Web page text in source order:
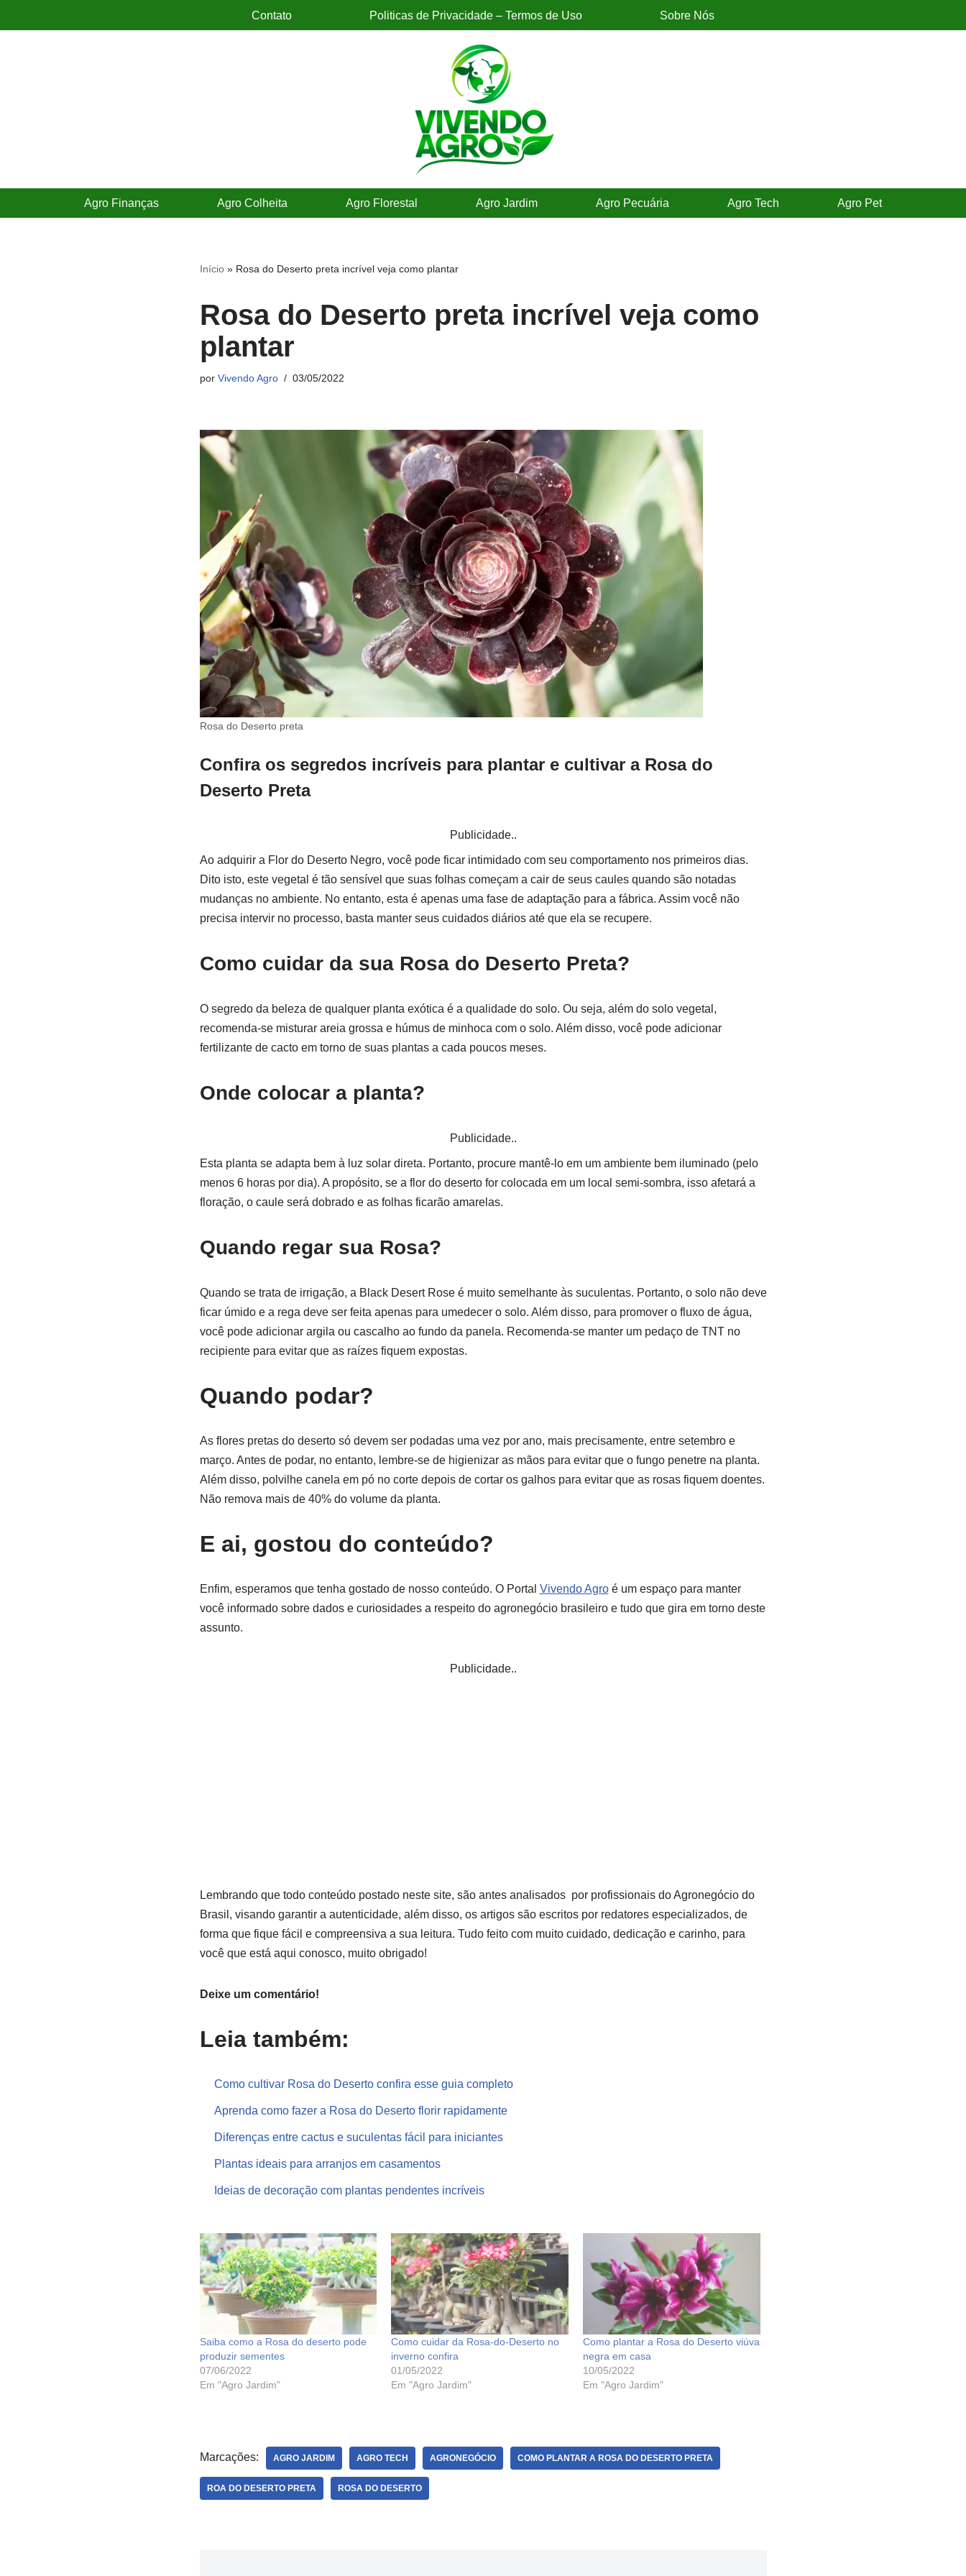
Contato Politicas de Privacidade – Termos de Uso Sobre Nós
Agro Finanças Agro Colheita Agro Florestal Agro Jardim Agro Pecuária Agro Tech Agro Pet
Início» Rosa do Deserto preta incrível veja como plantar
Rosa do Deserto preta incrível veja como
plantar
por Vivendo Agro 03/05/2022
Rosa do Deserto preta
Confira os segredos incríveis para plantar e cultivar a Rosa do
Deserto Preta
Publicidade..
Ao adquirir a Flor do Deserto Negro, você pode ficar intimidado com seu comportamento nos primeiros dias.
Dito isto, este vegetal é tão sensível que suas folhas começam a cair de seus caules quando são notadas
mudanças no ambiente. No entanto, esta é apenas uma fase de adaptação para a fábrica. Assim você não
precisa intervir no processo, basta manter seus cuidados diários até que ela se recupere.
Como cuidar da sua Rosa do Deserto Preta?
O segredo da beleza de qualquer planta exótica é a qualidade do solo. Ou seja, além do solo vegetal,
recomenda-se misturar areia grossa e húmus de minhoca com o solo. Além disso, você pode adicionar
fertilizante de cacto em torno de suas plantas a cada poucos meses.
Onde colocar a planta?
Publicidade..
Esta planta se adapta bem à luz solar direta. Portanto, procure mantê-lo em um ambiente bem iluminado (pelo
menos 6 horas por dia). A propósito, se a flor do deserto for colocada em um local semi-sombra, isso afetará a
floração, o caule será dobrado e as folhas ficarão amarelas.
Quando regar sua Rosa?
Quando se trata de irrigação, a Black Desert Rose é muito semelhante às suculentas. Portanto, o solo não deve
ficar úmido e a rega deve ser feita apenas para umedecer o solo. Além disso, para promover o fluxo de água,
você pode adicionar argila ou cascalho ao fundo da panela. Recomenda-se manter um pedaço de TNT no
recipiente para evitar que as raízes fiquem expostas.
Quando podar?
As flores pretas do deserto só devem ser podadas uma vez por ano, mais precisamente, entre setembro e
março. Antes de podar, no entanto, lembre-se de higienizar as mãos para evitar que o fungo penetre na planta.
Além disso, polvilhe canela em pó no corte depois de cortar os galhos para evitar que as rosas fiquem doentes.
Não remova mais de 40% do volume da planta.
E ai, gostou do conteúdo?
Enfim, esperamos que tenha gostado de nosso conteúdo. O Portal Vivendo Agroé um espaço para manter
você informado sobre dados e curiosidades a respeito do agronegócio brasileiro e tudo que gira em torno deste
assunto.
Publicidade..
Lembrando que todo conteúdo postado neste site, são antes analisados por profissionais do Agronegócio do
Brasil, visando garantir a autenticidade, além disso, os artigos são escritos por redatores especializados, de
forma que fique fácil e compreensiva a sua leitura. Tudo feito com muito cuidado, dedicação e carinho, para
você que está aqui conosco, muito obrigado!
Deixe um comentário!
Leia também:
Como cultivar Rosa do Deserto confira esse guia completo
Aprenda como fazer a Rosa do Deserto florir rapidamente
Diferenças entre cactus e suculentas fácil para iniciantes
Plantas ideais para arranjos em casamentos
Ideias de decoração com plantas pendentes incríveis
Saiba como a Rosa do deserto pode
produzir sementes
07/06/2022
Em "Agro Jardim"
Como cuidar da Rosa-do-Deserto no
inverno confira
01/05/2022
Em "Agro Jardim"
Como plantar a Rosa do Deserto viúva
negra em casa
10/05/2022
Em "Agro Jardim"
Marcações: AGRO JARDIM AGRO TECH AGRONEGÓCIO COMO PLANTAR A ROSA DO DESERTO PRETA
ROA DO DESERTO PRETA ROSA DO DESERTO